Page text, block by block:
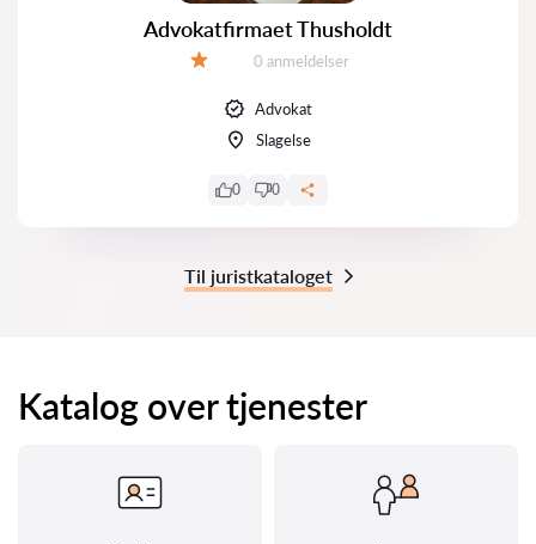
Advokatfirmaet Thusholdt
Anmeldelser:
0 anmeldelser
Advokat
Slagelse
0 0
Til juristkataloget
Katalog over tjenester